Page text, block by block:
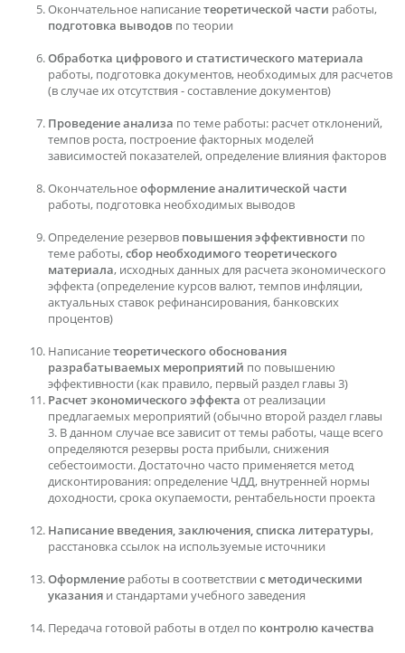
Окончательное написаниетеоретической части работы,
подготовка выводов по теории
Обработка цифрового и статистического материала
работы, подготовка документов, необходимых для расчетов
(в случае их отсутствия - составление документов)
Проведение анализа по теме работы: расчет отклонений,
темпов роста, построение факторных моделей
зависимостей показателей, определение влияния факторов
Окончательноеоформление аналитической части
работы, подготовка необходимых выводов
Определение резервов повышения эффективности по
теме работы,сбор необходимого теоретического
материала, исходных данных для расчета экономического
эффекта (определение курсов валют, темпов инфляции,
актуальных ставок рефинансирования, банковских
процентов)
Написаниетеоретического обоснования
разрабатываемых мероприятий по повышению
эффективности (как правило, первый раздел главы 3)
Расчет экономического эффекта от реализации
предлагаемых мероприятий (обычно второй раздел главы
3. В данном случае все зависит от темы работы, чаще всего
определяются резервы роста прибыли, снижения
себестоимости. Достаточно часто применяется метод
дисконтирования: определение ЧДД, внутренней нормы
доходности, срока окупаемости, рентабельности проекта
Написание введения, заключения, списка литературы,
расстановка ссылок на используемые источники
Оформление работы в соответствии с методическими
указания и стандартами учебного заведения
Передача готовой работы в отдел по контролю качества